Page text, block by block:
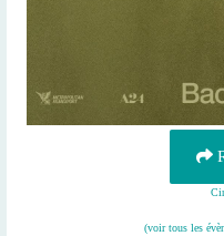
(voir tous les